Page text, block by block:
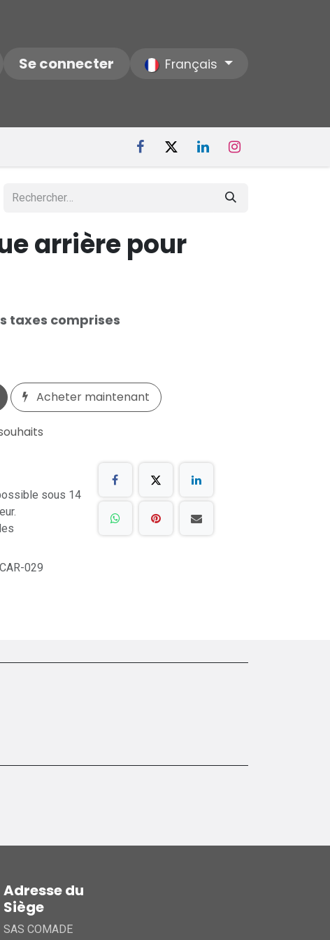
nous Notre Société
Se connecter Français
arrière pour
taxes comprises
Acheter maintenant
sous 14
029
Adresse du
Siège
SAS COMADE